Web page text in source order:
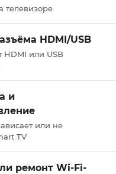
телевизоре
HDMI/USB
HDMI или USB
и
или не
TV
ремонт Wi‑Fi-